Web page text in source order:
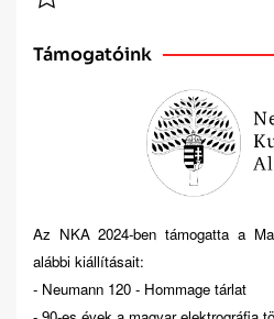
Támogatóink
Az NKA 2024-ben támogatta a
alábbi kiállításait:
- Neumann 120 - Hommage tárlat